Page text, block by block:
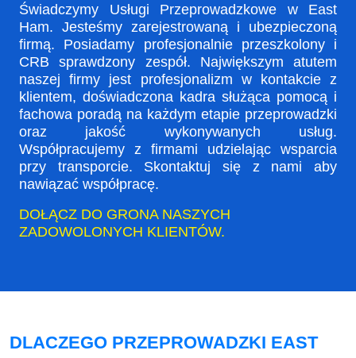
Świadczymy Usługi Przeprowadzkowe w East
Ham. Jesteśmy zarejestrowaną i ubezpieczoną
firmą. Posiadamy profesjonalnie przeszkolony i
CRB sprawdzony zespół. Największym atutem
naszej firmy jest profesjonalizm w kontakcie z
klientem, doświadczona kadra służąca pomocą i
fachowa poradą na każdym etapie przeprowadzki
oraz jakość wykonywanych usług.
Współpracujemy z firmami udzielając wsparcia
przy transporcie. Skontaktuj się z nami aby
nawiązać współpracę.
DOŁĄCZ DO GRONA NASZYCH
ZADOWOLONYCH KLIENTÓW.
DLACZEGO PRZEPROWADZKI EAST